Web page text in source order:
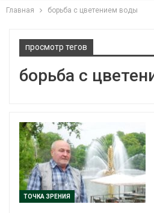
Главная борьба с цветением воды
просмотр тегов
борьба с
ТОЧКА ЗРЕНИЯ